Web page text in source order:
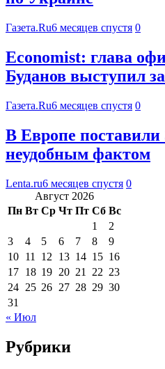
Газета.Ru6 месяцев спустя 0
Economist: глава
Буданов выступил
Газета.Ru6 месяцев спустя 0
В Европе поставили
неудобным фактом
Lenta.ru6 месяцев спустя 0
Август 2026
Пн Вт Ср Чт Пт Сб Вс
1
2
3
4 5 6 7 8
9
10 11 12 13 14 15 16
17 18 19 20 21 22 23
24 25 26 27 28 29 30
31
« Июл
Рубрики